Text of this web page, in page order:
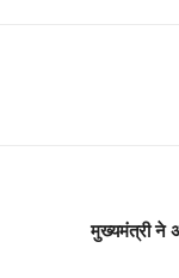
मुख्यमंत्री ने